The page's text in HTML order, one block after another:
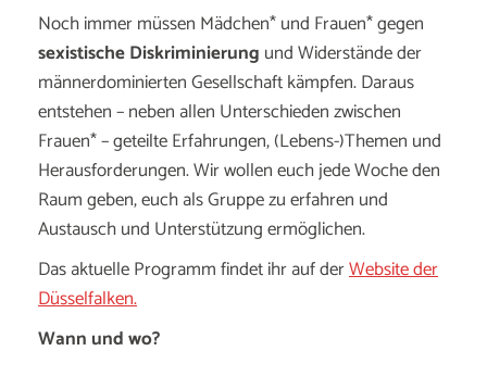
Noch immer müssen Mädchen* und Frauen* gegen
sexistische Diskriminierung und Widerstände der
männerdominierten Gesellschaft kämpfen. Daraus
entstehen – neben allen Unterschieden zwischen
Frauen* – geteilte Erfahrungen, (Lebens-)Themen und
Herausforderungen. Wir wollen euch jede Woche den
Raum geben, euch als Gruppe zu erfahren und
Austausch und Unterstützung ermöglichen.
Das aktuelle Programm findet ihr auf derWebsite der
Düsselfalken.
Wann und wo?